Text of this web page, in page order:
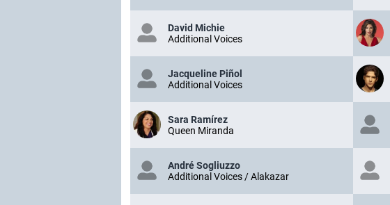
David Michie
Additional Voices
Jacqueline Piñol
Additional Voices
Sara Ramírez
Queen Miranda
André Sogliuzzo
Additional Voices / Alakazar